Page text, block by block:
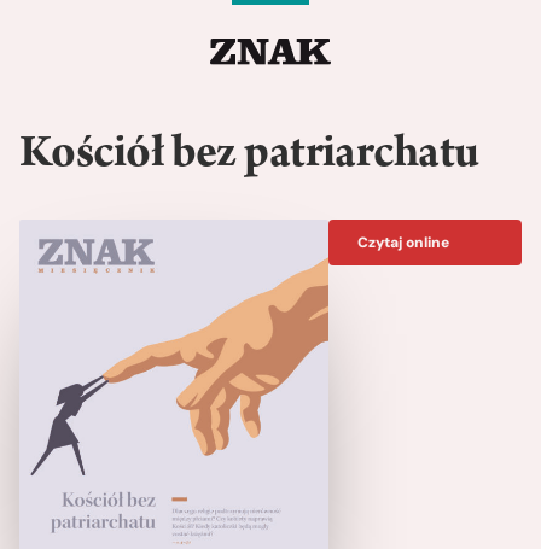
Kościół bez patriarchatu
Czytaj online